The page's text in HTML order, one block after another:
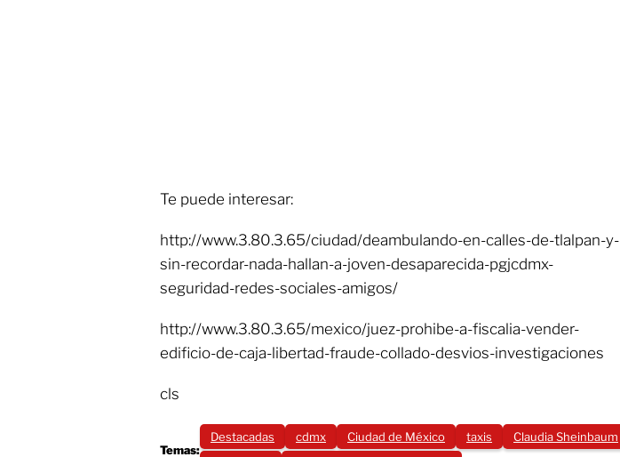
Te puede interesar:
http://www.3.80.3.65/ciudad/deambulando-en-calles-de-tlalpan-y-
sin-recordar-nada-hallan-a-joven-desaparecida-pgjcdmx-
seguridad-redes-sociales-amigos/
http://www.3.80.3.65/mexico/juez-prohibe-a-fiscalia-vender-
edificio-de-caja-libertad-fraude-collado-desvios-investigaciones
cls
Temas:
Destacadas cdmx Ciudad de México taxis Claudia Sheinbaum